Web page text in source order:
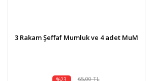
3 Rakam Şeffaf Mumluk ve 4 adet MuM
%23
65,00 TL